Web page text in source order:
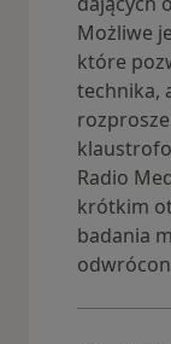
Możliwe
które
technika,
Radio
krótkim
badania